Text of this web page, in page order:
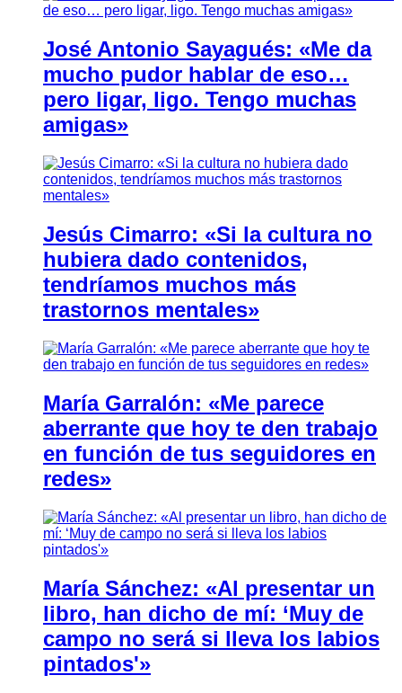
José Antonio Sayagués: «Me da
mucho pudor hablar de eso…
pero ligar, ligo. Tengo muchas
amigas»
Jesús Cimarro: «Si la cultura no
hubiera dado contenidos,
tendríamos muchos más
trastornos mentales»
María Garralón: «Me parece
aberrante que hoy te den trabajo
en función de tus seguidores en
redes»
María Sánchez: «Al presentar un
libro, han dicho de mí: ‘Muy de
campo no será si lleva los labios
pintados'»